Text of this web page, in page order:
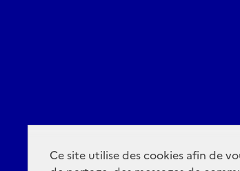
Ce site utilise des cookies afin de